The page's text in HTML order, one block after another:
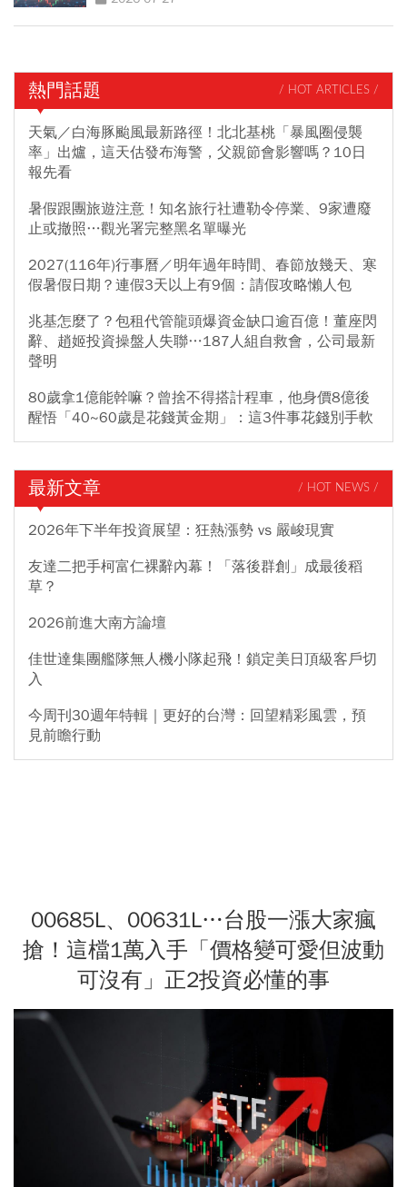
熱門話題 / HOT ARTICLES /
天氣／白海豚颱風最新路徑！北北基桃「暴風圈侵襲
率」出爐，這天估發布海警，父親節會影響嗎？10日
報先看
暑假跟團旅遊注意！知名旅行社遭勒令停業、9家遭廢
止或撤照…觀光署完整黑名單曝光
2027(116年)行事曆／明年過年時間、春節放幾天、寒
假暑假日期？連假3天以上有9個：請假攻略懶人包
兆基怎麼了？包租代管龍頭爆資金缺口逾百億！董座閃
辭、趙姬投資操盤人失聯…187人組自救會，公司最新
聲明
80歲拿1億能幹嘛？曾捨不得搭計程車，他身價8億後
醒悟「40~60歲是花錢黃金期」：這3件事花錢別手軟
最新文章 / HOT NEWS /
2026年下半年投資展望：狂熱漲勢 vs 嚴峻現實
友達二把手柯富仁裸辭內幕！「落後群創」成最後稻
草？
2026前進大南方論壇
佳世達集團艦隊無人機小隊起飛！鎖定美日頂級客戶切
入
今周刊30週年特輯｜更好的台灣：回望精彩風雲，預
見前瞻行動
00685L、00631L…台股一漲大家瘋
搶！這檔1萬入手「價格變可愛但波動
可沒有」正2投資必懂的事